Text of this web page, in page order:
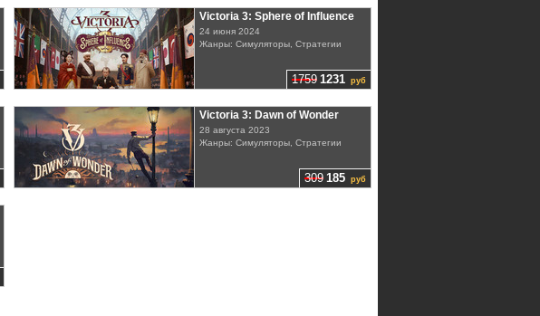
1759 1231 руб
Victoria 3: Sphere of Influence
24 июня 2024
Жанры: Симуляторы, Стратегии
309 185 руб
Victoria 3: Dawn of Wonder
28 августа 2023
Жанры: Симуляторы, Стратегии